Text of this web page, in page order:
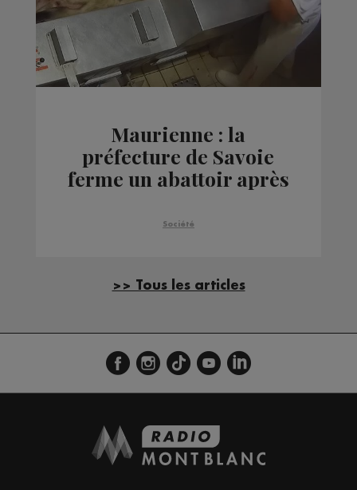
Maurienne : la
préfecture de Savoie
ferme un abattoir après
Société
>> Tous les articles